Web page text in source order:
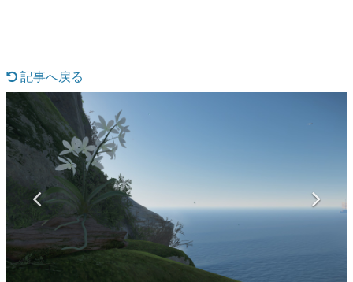
なんでゲームは面白い？
ゲーム開発者・hamatsu氏がゲームの魅力を画面や操作の
具体的な形から解き明かしていく、硬派で骨太な評論連載
です。
ゲームが変えた日本語
「経験値」「裏技」「ラスボス」… ゲームにまつわる言葉
の起源や用法の変遷を、コンピューター文化史研究家・タ
イニーP氏が徹底調査。
カテゴリ
特集記事
記事へ戻る